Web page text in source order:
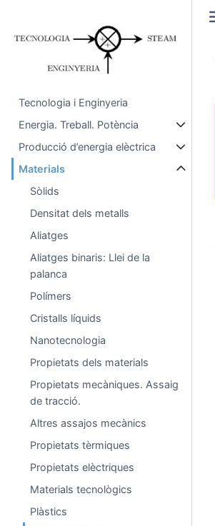
Tecnologia i Enginyeria
Energia. Treball. Potència
Producció d’energia elèctrica
Materials
Sòlids
Densitat dels metalls
Aliatges
Aliatges binaris: Llei de la
palanca
Polímers
Cristalls líquids
Nanotecnologia
Propietats dels materials
Propietats mecàniques. Assaig
de tracció.
Altres assajos mecànics
Propietats tèrmiques
Propietats elèctriques
Materials tecnològics
Plàstics